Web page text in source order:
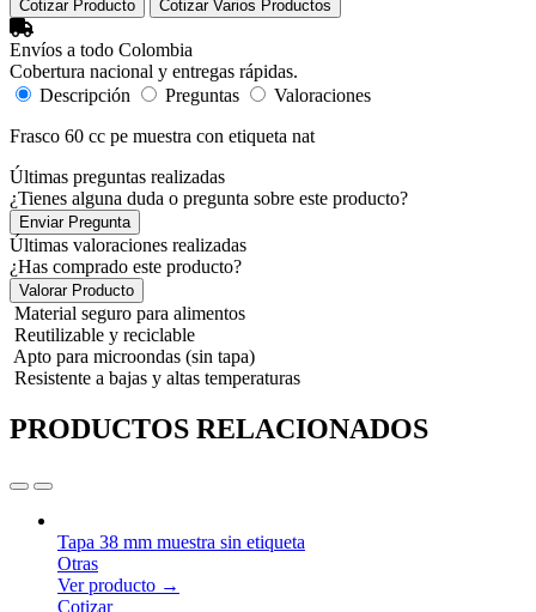
Cotizar Producto Cotizar Varios Productos
Envíos a todo Colombia
Cobertura nacional y entregas rápidas.
Descripción
Preguntas
Valoraciones
Frasco 60 cc pe muestra con etiqueta nat
Últimas preguntas realizadas
¿Tienes alguna duda o pregunta sobre este producto?
Enviar Pregunta
Últimas valoraciones realizadas
¿Has comprado este producto?
Valorar Producto
Material seguro para alimentos
Reutilizable y reciclable
Apto para microondas (sin tapa)
Resistente a bajas y altas temperaturas
PRODUCTOS RELACIONADOS
Tapa 38 mm muestra sin etiqueta
Otras
Ver producto →
Cotizar